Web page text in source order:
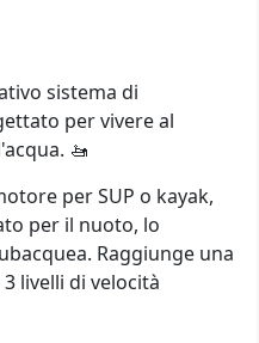
sistema di
per vivere al
🚤
per SUP o kayak,
per il nuoto, lo
Raggiunge una
livelli di velocità